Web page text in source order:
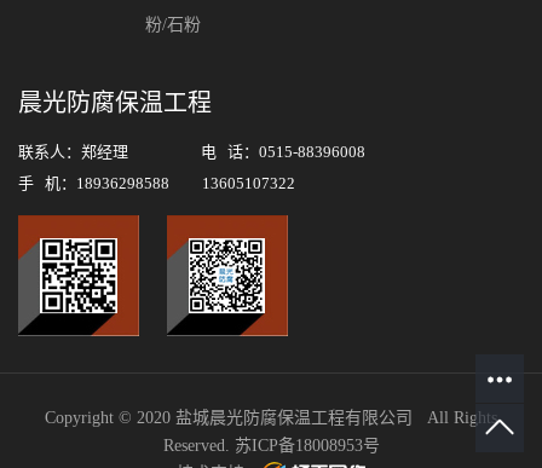
粉/石粉
晨光防腐保温工程
联系人：郑经理 电 话：0515-88396008
手 机：18936298588 13605107322
Copyright © 2020 盐城晨光防腐保温工程有限公司 All Rights
Reserved. 苏ICP备18008953号